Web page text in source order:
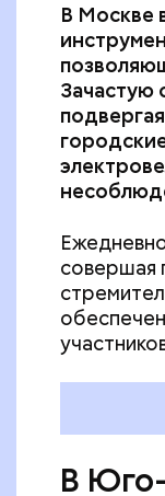
В Москве
Зачастую
совершая
В
проекту.
Чунтонов